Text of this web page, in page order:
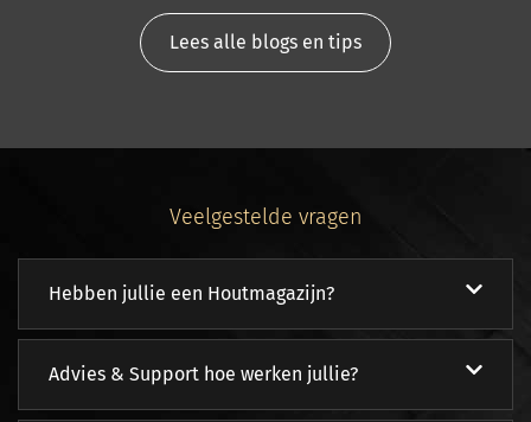
Lees alle blogs en tips
Veelgestelde vragen
Hebben jullie een Houtmagazijn?
Advies & Support hoe werken jullie?